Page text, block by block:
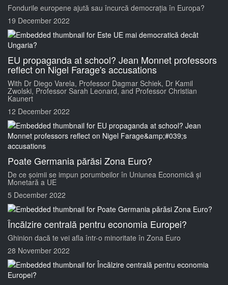
Fondurile europene ajută sau încurcă democrația în Europa?
19 December 2022
EU propaganda at school? Jean Monnet professors
reflect on Nigel Farage's accusations
With Dr Diego Varela, Professor Dagmar Schiek, Dr Kamil
Zwolski, Professor Sarah Leonard, and Professor Christian
Kaunert
12 December 2022
Poate Germania părăsi Zona Euro?
De ce șoimii se impun porumbeilor în Uniunea Economică și
Monetară a UE
5 December 2022
Încălzire centrală pentru economia Europei?
Ghinion dacă te vei afla într-o minoritate în Zona Euro
28 November 2022